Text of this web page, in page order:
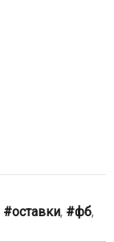
оставки, фб,